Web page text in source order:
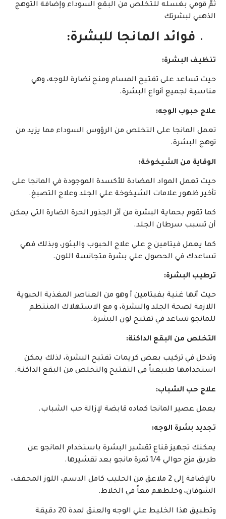
ثَمَّ قومي بغسله للتخلص من البقع السوداء وإضافة التوهج
الذهبي لبشرتك
فوائد المانجا للبشرة:
تنظيف البشرة:
حيث تساعد على تفتيح المسام ومنح نضارة للوجه، وهي
مناسبة لجميع أنواع البشرة.
علاج حبوب الوجه:
تعمل المانجا على التخلص من الرؤوس السوداء مما يزيد من
توهج البشرة.
الوقاية من الشيخوخة:
حيث تعمل المواد المضادة للأكسدة الموجودة في المانجا على
تأخير ظهور علامات الشيخوخة علي الجلد وعلاج التصبغ.
كما تقوم بحماية البشرة من أثر الجذور الحرة الضارة التي يمكن
أن تسبب سرطان الجلد.
كما يعمل فيتامين ج علي علاج الحبوب والبثور، وبذلك فهي
تساعدك في الحصول علي بشرة متجانسة اللون.
ترطيب البشرة:
حيث أنها غنية بفيتامين أ وهو من العناصر المغذية الحيوية
اللازمة لصحة الجلد والبشرة، و مع الاستهلاك المنتظم
للمانجو تساعد في تفتيح لون البشرة.
التخلص من البقع الداكنة:
وتدخل في تركيب بعض كريمات تفتيح البشرة، لذلك يمكن
استخدامها طبيعياً في التفتيح والتخلص من البقع الداكنة.
علاج حب الشباب:
يعمل عصير المانجا كماده قابضة لإزالة حب الشباب.
تجديد بشرة الوجه:
يمكنك تجهيز قناع تقشير البشرة باستخدام المانجو عن
طريق مزج حوالي 1/4 ثمرة مانجو بعد تقشيرها.
بالإضافة إلى 2 ملاعق من الحليب كامل الدسم، اللوز المجفف،
الشوفان، وخلطهم معاً في الخلاط.
وتطبيق هذا الخليط علي الوجه والعنق لمدة 20 دقيقة